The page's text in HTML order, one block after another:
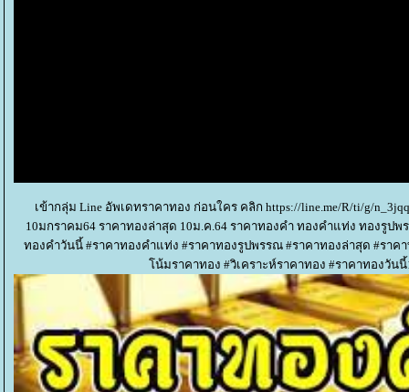
เข้ากลุ่ม Line อัพเดทราคาทอง ก่อนใคร คลิก https://line.me/R/ti/g/
10มกราคม64 ราคาทองล่าสุด 10ม.ค.64 ราคาทองคำ ทองคำแท่ง ทองรูป
ทองคำวันนี้ #ราคาทองคำแท่ง #ราคาทองรูปพรรณ #ราคาทองล่าสุด #ราค
น้มราคาทอง #วิเคราะห์ราคาทอง #ราคาทองวันนี้